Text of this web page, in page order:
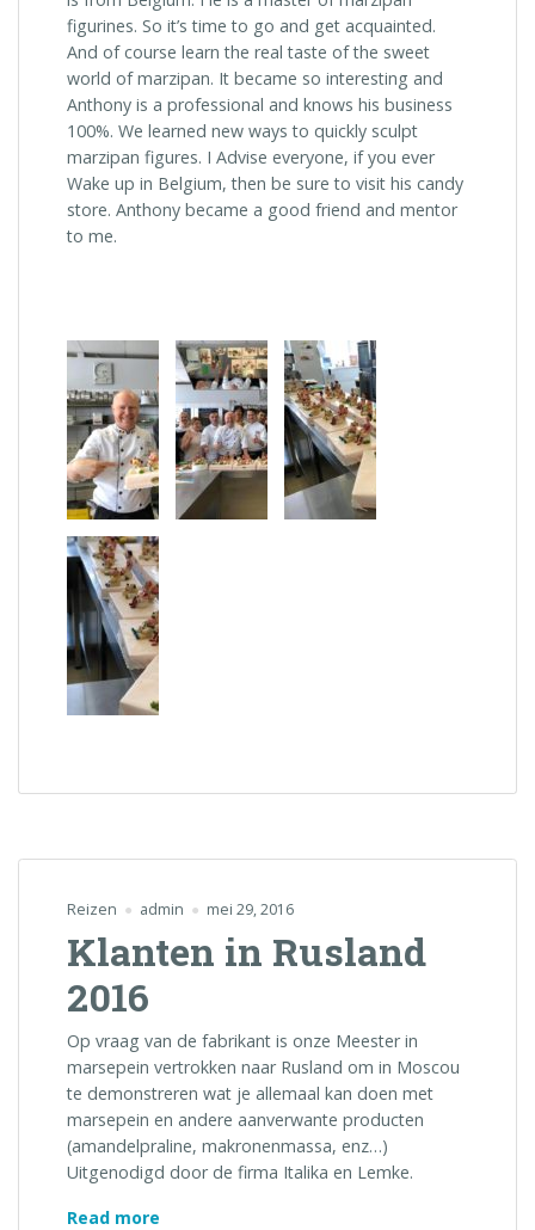
figurines. So it’s time to go and get acquainted.
And of course learn the real taste of the sweet
world of marzipan. It became so interesting and
Anthony is a professional and knows his business
100%. We learned new ways to quickly sculpt
marzipan figures. I Advise everyone, if you ever
Wake up in Belgium, then be sure to visit his candy
store. Anthony became a good friend and mentor
to me.
Reizen admin mei 29, 2016
Klanten in Rusland
2016
Op vraag van de fabrikant is onze Meester in
marsepein vertrokken naar Rusland om in Moscou
te demonstreren wat je allemaal kan doen met
marsepein en andere aanverwante producten
(amandelpraline, makronenmassa, enz…)
Uitgenodigd door de firma Italika en Lemke.
Read more